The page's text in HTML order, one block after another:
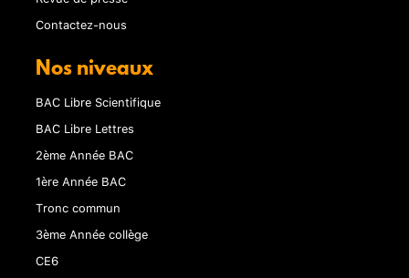
Contactez-nous
Nos niveaux
BAC Libre Scientifique
BAC Libre Lettres
2ème Année BAC
1ère Année BAC
Tronc commun
3ème Année collège
CE6